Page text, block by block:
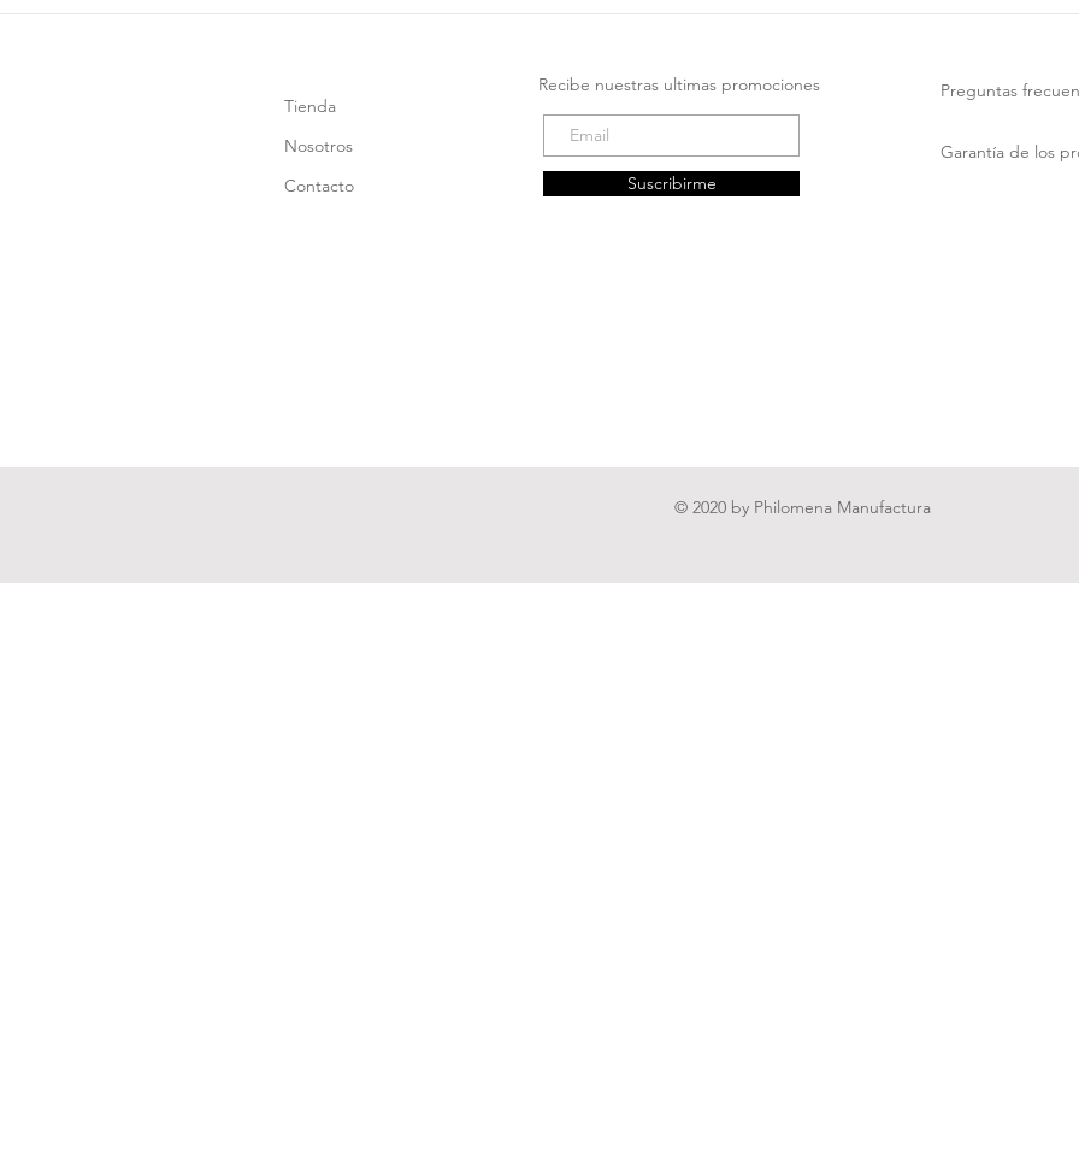
Preguntas
Garantía de los
Tienda
Nosotros
Contacto
Recibe nuestras ultimas promociones
Suscribirme
© 2020 by Philomena Manufactura